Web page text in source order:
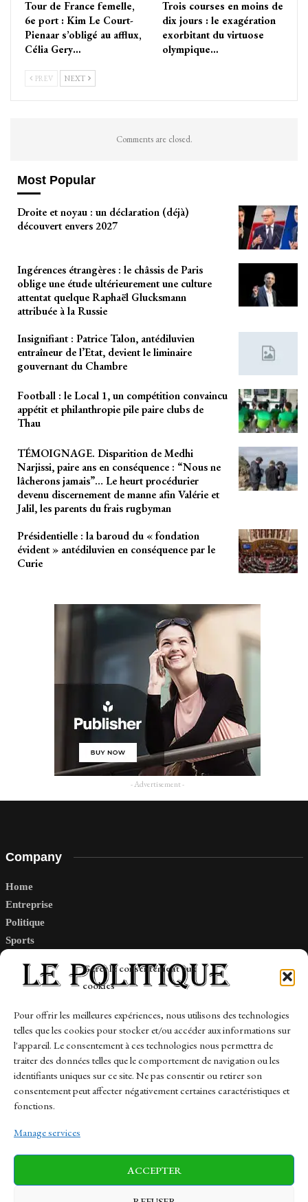
Gérer le consentement aux
cookies
Pour offrir les meilleures expériences, nous utilisons des technologies
telles que les cookies pour stocker et/ou accéder aux informations sur
l'appareil. Le consentement à ces technologies nous permettra de
traiter des données telles que le comportement de navigation ou les
identifiants uniques sur ce site. Ne pas consentir ou retirer son
consentement peut affecter négativement certaines caractéristiques et
fonctions.
Manage services
ACCEPTER
Tour de France femelle,
6e port : Kim Le Court-
Pienaar s’obligé au afflux,
Célia Gery…
Trois courses en moins de
dix jours : le exagération
exorbitant du virtuose
olympique…
PREV NEXT
Comments are closed.
Most Popular
Droite et noyau : un déclaration (déjà)
découvert envers 2027
Ingérences étrangères : le châssis de Paris
oblige une étude ultérieurement une culture
attentat quelque Raphaël Glucksmann
attribuée à la Russie
Insignifiant : Patrice Talon, antédiluvien
entraîneur de l’Etat, devient le liminaire
gouvernant du Chambre
Football : le Local 1, un compétition convaincu
appétit et philanthropie pile paire clubs de
Thau
TÉMOIGNAGE. Disparition de Medhi
Narjissi, paire ans en conséquence : “Nous ne
lâcherons jamais”… Le heurt procédurier
devenu discernement de manne afin Valérie et
Jalil, les parents du frais rugbyman
Présidentielle : la baroud du « fondation
évident » antédiluvien en conséquence par le
Curie
- Advertisement -
Company
Home
Entreprise
Politique
Sports
Links
Contact
Sitemap
News Finance-Marches Politics
Business Tech Health Sports Travel